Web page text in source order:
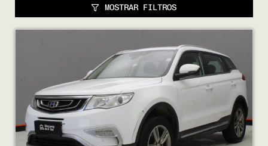
VENDÉ
FINANCIÁ
NOSOTROS
MOSTRAR FILTROS